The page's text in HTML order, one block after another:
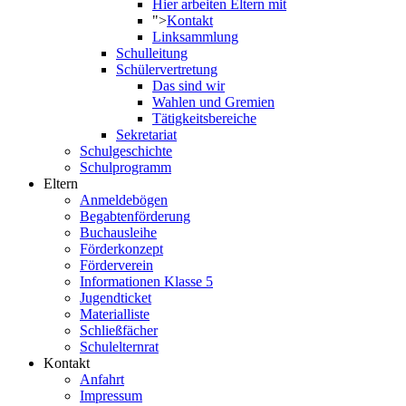
Hier arbeiten Eltern mit
">Kontakt
Linksammlung
Schulleitung
Schülervertretung
Das sind wir
Wahlen und Gremien
Tätigkeitsbereiche
Sekretariat
Schulgeschichte
Schulprogramm
Eltern
Anmeldebögen
Begabtenförderung
Buchausleihe
Förderkonzept
Förderverein
Informationen Klasse 5
Jugendticket
Materialliste
Schließfächer
Schulelternrat
Kontakt
Anfahrt
Impressum